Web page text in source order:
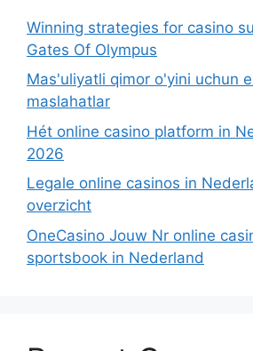
Winning strategies for casino
Gates Of Olympus
Mas'uliyatli qimor o'yini uchun
maslahatlar
Hét online casino platform in
2026
Legale online casinos in
overzicht
OneCasino Jouw Nr online
sportsbook in Nederland